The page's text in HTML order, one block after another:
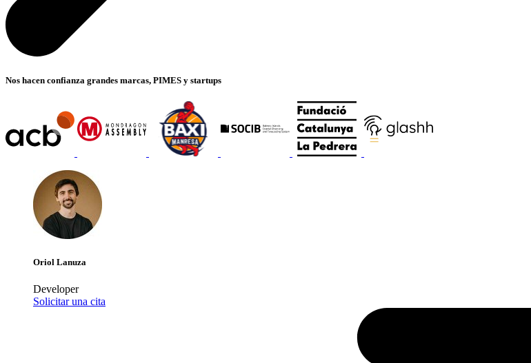
Nos hacen confianza grandes marcas, PIMES y startups
Oriol Lanuza
Developer
Solicitar una cita